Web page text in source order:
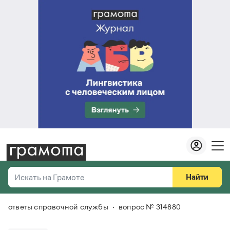
Искать на Грамоте
Справочная служба
Найти
Везде
ответы справочной службы вопрос № 314880